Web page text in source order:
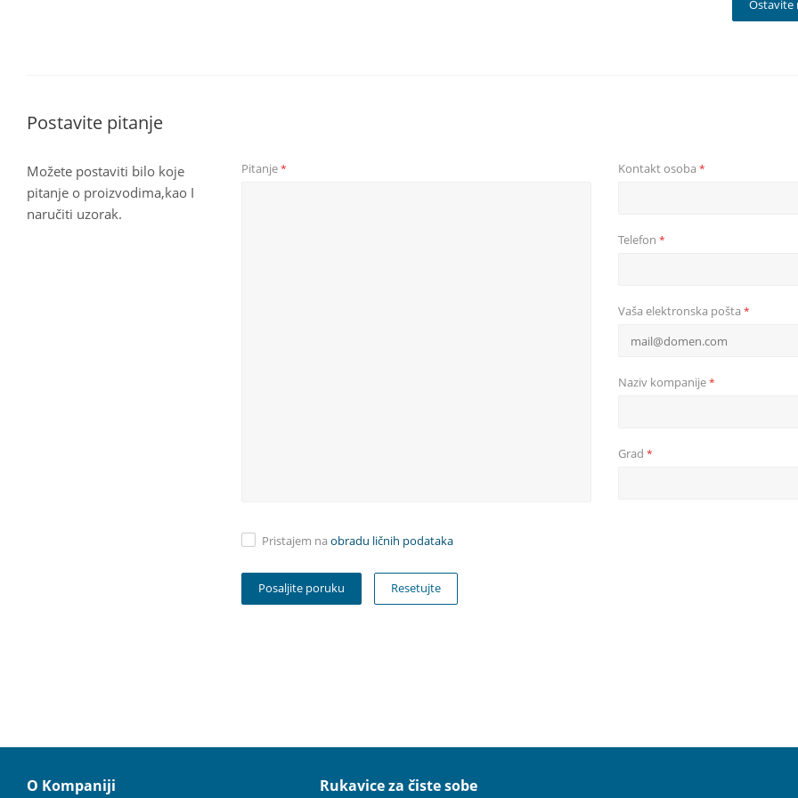
Ostavite
Postavite pitanje
Možete postaviti bilo koje
pitanje o proizvodima,kao I
naručiti uzorak.
Pitanje* Kontakt osoba *
Telefon *
Vaša elektronska pošta *
Naziv kompanije*
Grad *
Pristajem naobradu ličnih podataka
Resetujte
O Kompaniji Rukavice za čiste sobe